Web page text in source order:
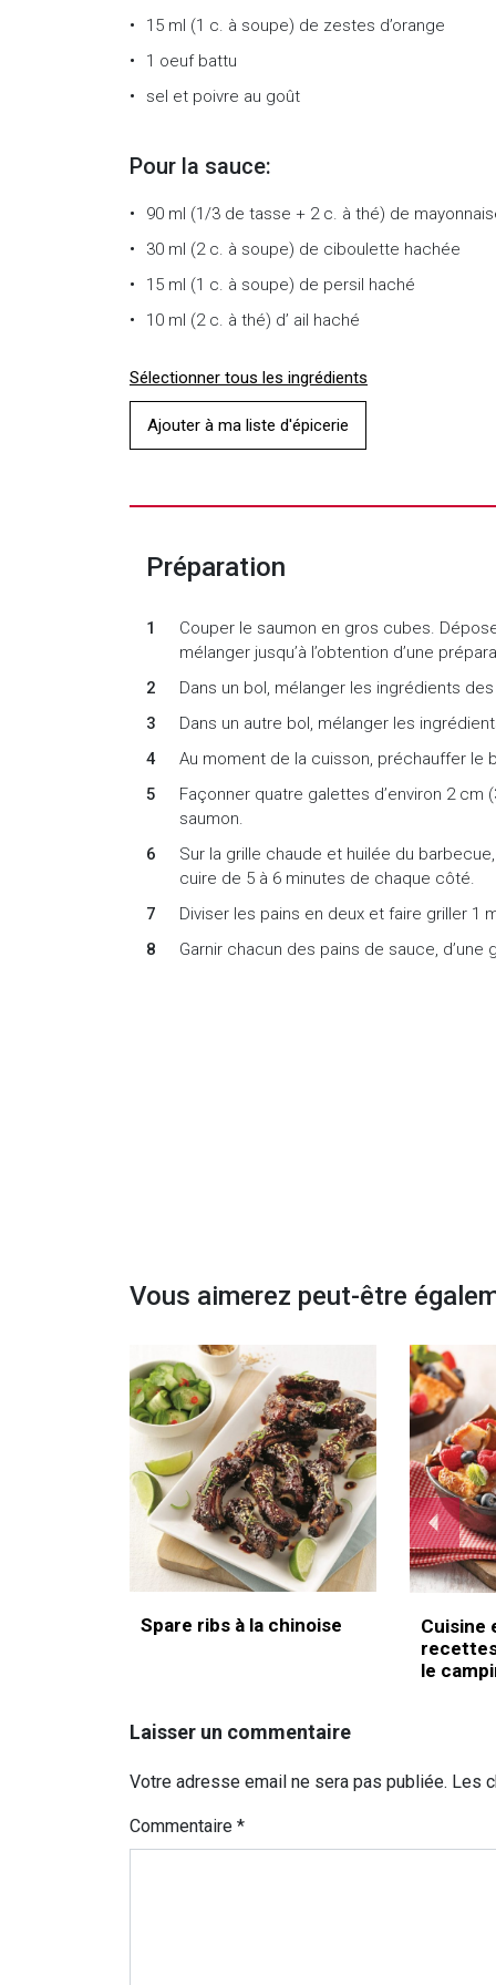
15 ml (1 c. à soupe) de zestes d’orange
1 oeuf battu
sel et poivre au goût
Pour la sauce:
90 ml (1/3 de tasse + 2 c. à thé) de
30 ml (2 c. à soupe) de ciboulette hachée
15 ml (1 c. à soupe) de persil haché
10 ml (2 c. à thé) d’ ail haché
Sélectionner tous les ingrédients
Ajouter à ma liste d'épicerie
Préparation
Couper le saumon en gros cubes.
mélanger jusqu’à l’obtention d’une
Dans un bol, mélanger les ingrédients
Dans un autre bol, mélanger les
Au moment de la cuisson, préchauffer le
Façonner quatre galettes d’environ 2 cm
saumon.
Sur la grille chaude et huilée du
cuire de 5 à 6 minutes de chaque côté.
Diviser les pains en deux et faire griller 1
Garnir chacun des pains de sauce,
Vous aimerez peut-être
Spare ribs à la chinoise
Cuisine
le
Laisser un commentaire
Votre adresse email ne sera pas publiée. Les
Commentaire *